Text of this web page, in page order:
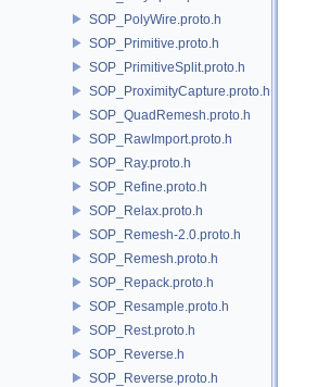
SOP_PolyWire.proto.h
SOP_Primitive.proto.h
SOP_PrimitiveSplit.proto.h
SOP_ProximityCapture.proto.h
SOP_QuadRemesh.proto.h
SOP_RawImport.proto.h
SOP_Ray.proto.h
SOP_Refine.proto.h
SOP_Relax.proto.h
SOP_Remesh-2.0.proto.h
SOP_Remesh.proto.h
SOP_Repack.proto.h
SOP_Resample.proto.h
SOP_Rest.proto.h
SOP_Reverse.h
SOP_Reverse.proto.h